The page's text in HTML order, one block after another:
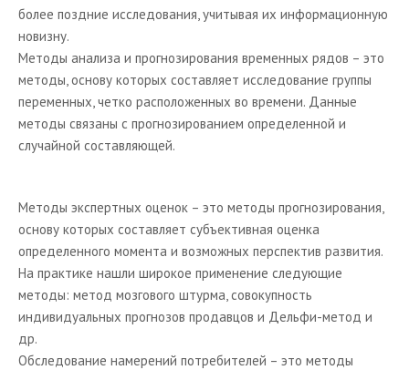
Электронные книги
Нормативные документы и законы
Журналы
Шаблоны и другая помощь маркетологу
Маркетинговые услуги
Маркетинговые исследования
BTL
Cайты, посвященные маркетингу
более поздние исследования, учитывая их информационную
новизну.
Методы анализа и прогнозирования временных рядов – это
методы, основу которых составляет исследование группы
переменных, четко расположенных во времени. Данные
методы связаны с прогнозированием определенной и
случайной составляющей.
Методы экспертных оценок – это методы прогнозирования,
основу которых составляет субъективная оценка
определенного момента и возможных перспектив развития.
На практике нашли широкое применение следующие
методы: метод мозгового штурма, совокупность
индивидуальных прогнозов продавцов и Дельфи-метод и
др.
Обследование намерений потребителей – это методы